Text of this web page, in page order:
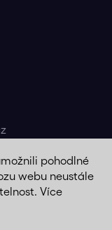
pohodlné
webu neustále
Více